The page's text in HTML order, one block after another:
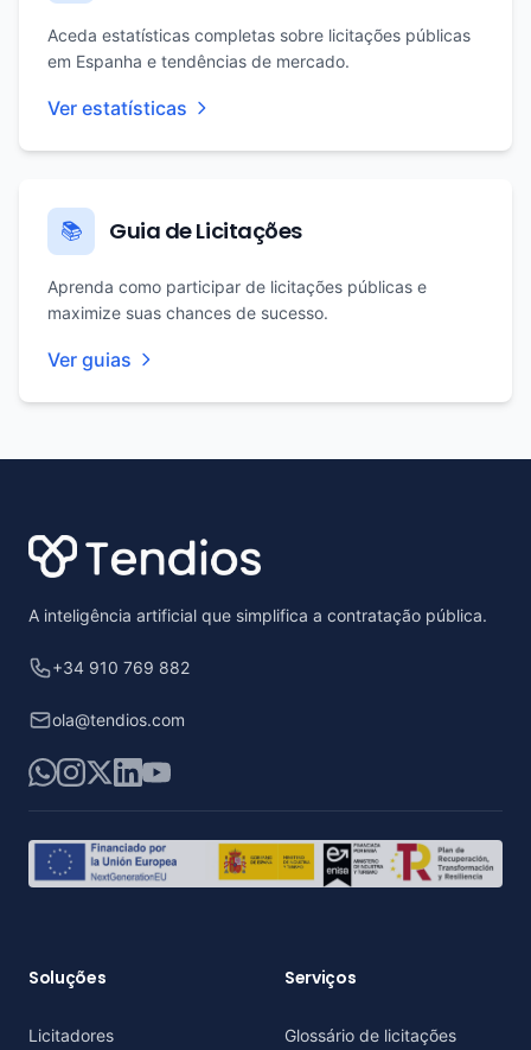
Aceda estatísticas completas sobre licitações públicas
em Espanha e tendências de mercado.
Ver estatísticas
📚 Guia de Licitações
Aprenda como participar de licitações públicas e
maximize suas chances de sucesso.
Ver guias
A inteligência artificial que simplifica a contratação pública.
+34 910 769 882
ola@tendios.com
WhatsApp
Instagram
X LinkedIn
YouTube
Soluções
Licitadores
Serviços
Glossário de licitações